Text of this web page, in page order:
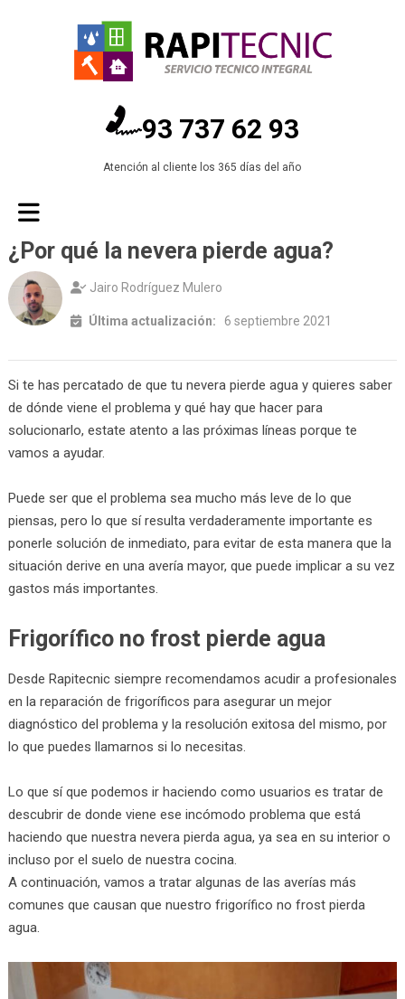
93 737 62 93
Atención al cliente los 365 días del año
¿Por qué la nevera pierde agua?
Jairo Rodríguez Mulero
Última actualización: 6 septiembre 2021
Si te has percatado de que tu nevera pierde agua y quieres saber
de dónde viene el problema y qué hay que hacer para
solucionarlo, estate atento a las próximas líneas porque te
vamos a ayudar.
Puede ser que el problema sea mucho más leve de lo que
piensas, pero lo que sí resulta verdaderamente importante es
ponerle solución de inmediato, para evitar de esta manera que la
situación derive en una avería mayor, que puede implicar a su vez
gastos más importantes.
Frigorífico no frost pierde agua
Desde Rapitecnic siempre recomendamos acudir a profesionales
en la reparación de frigoríficos para asegurar un mejor
diagnóstico del problema y la resolución exitosa del mismo, por
lo que puedes llamarnos si lo necesitas.
Lo que sí que podemos ir haciendo como usuarios es tratar de
descubrir de donde viene ese incómodo problema que está
haciendo que nuestra nevera pierda agua, ya sea en su interior o
incluso por el suelo de nuestra cocina.
A continuación, vamos a tratar algunas de las averías más
comunes que causan que nuestro frigorífico no frost pierda
agua.